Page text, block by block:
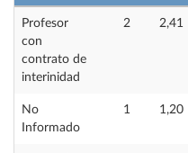
Profesor
con
contrato de
interinidad
2 2,41
No
Informado
1 1,20